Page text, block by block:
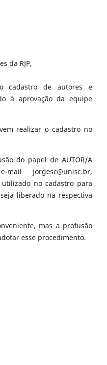
da RJP,
cadastro de autores e
à aprovação da equipe
realizar o cadastro no
do papel de AUTOR/A
jorgesc@unisc.br,
no cadastro para
liberado na respectiva
mas a profusão
esse procedimento.